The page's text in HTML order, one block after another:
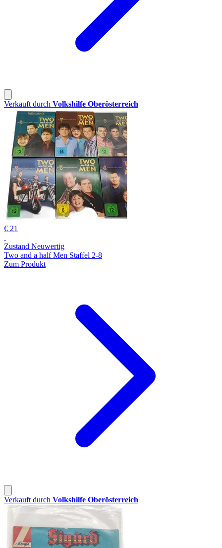
Verkauft durch Volkshilfe Oberösterreich
€ 21
Zustand Neuwertig
Two and a half Men Staffel 2-8
Zum Produkt
Verkauft durch Volkshilfe Oberösterreich